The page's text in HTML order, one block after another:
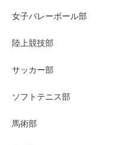
女子バレーボール部
陸上競技部
サッカー部
ソフトテニス部
馬術部